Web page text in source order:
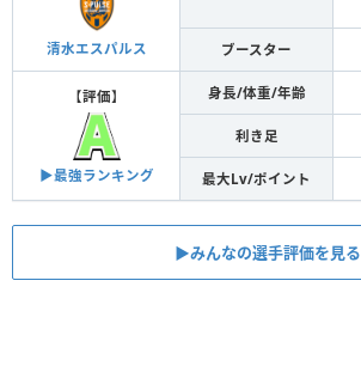
清水エスパルス ブースター
【評価】
▶︎最強ランキング
身長/体重/年齢
利き足
最大Lv/ポイント
▶︎みんなの選手評価を見る